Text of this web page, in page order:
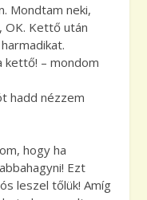
Mondtam neki,
Kettő után
kettő! – mondom
hadd nézzem
hogy ha
Ezt
leszel tőlük! Amíg